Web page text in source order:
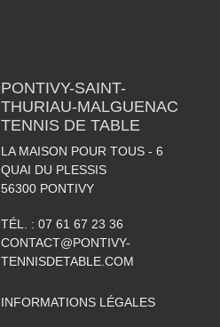
PONTIVY-SAINT-
THURIAU-MALGUENAC
TENNIS DE TABLE
LA MAISON POUR TOUS - 6
QUAI DU PLESSIS
56300 PONTIVY
TÉL. : 07 61 67 23 36
CONTACT@PONTIVY-
TENNISDETABLE.COM
INFORMATIONS LÉGALES